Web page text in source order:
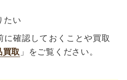
たい
に確認しておくことや買取
買取 」をご覧ください。